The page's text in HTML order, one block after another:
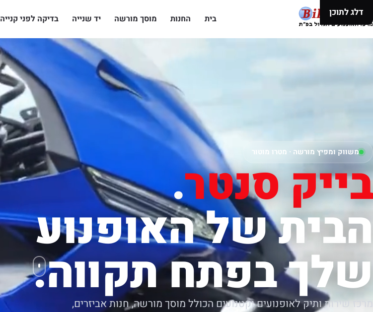
דלג לתוכן
בית החנות מוסך מורשה יד שנייה בדיקה לפני קנייה
משווק ומפיץ מורשה · מטרו מוטור
בייק סנטר.
הבית של האופנוע
שלך בפתח תקווה.
מרכז שירות ותיק לאופנועים וקטנועים הכולל מוסך מורשה, חנות אביזרים,